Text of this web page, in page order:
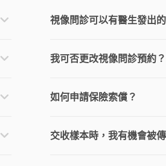
視像問診可以有醫生發出
我可否更改視像問診預約？
如何申請保險索償？
交收樣本時，我有機會被